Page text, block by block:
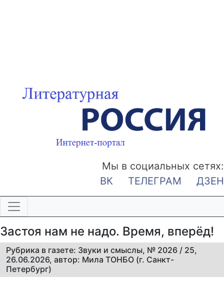
Мы в социальных сетях:
ВК
ТЕЛЕГРАМ ДЗЕН
Застоя нам не надо. Время, вперёд!
Рубрика в газете: Звуки и смыслы, № 2026 / 25,
26.06.2026, автор: Мила ТОНБО (г. Санкт-
Петербург)